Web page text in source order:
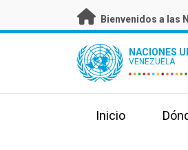
Bienvenidos a las
UN Logo NACIONES
VENEZUELA
Inicio